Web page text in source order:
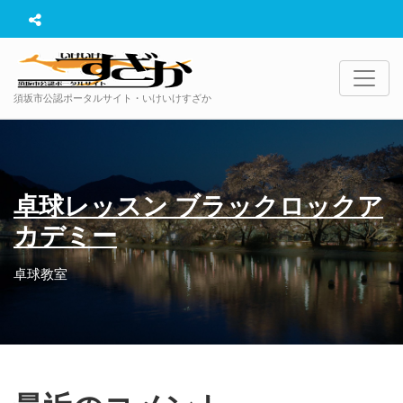
須坂市公認ポータルサイト・いけいけすざか
卓球レッスン ブラックロックア
カデミー
卓球教室